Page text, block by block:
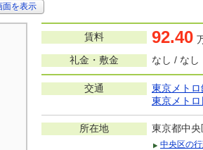
を表示
賃料 92.40
礼金・敷金
なし / なし
交通 東京メトロ
東京メト
所在地 東京都中央
中央区の